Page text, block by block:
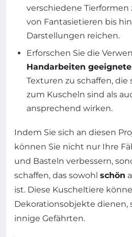
verschiedene Tierformen
von Fantasietieren bis
Darstellungen reichen.
Erforschen Sie die
Handarbeiten
Texturen zu schaffen,
zum Kuscheln sind als
ansprechend wirken.
Indem Sie sich an diesen
können Sie nicht nur Ihre
und Basteln verbessern,
schaffen, das sowohl schön
ist. Diese Kuscheltiere
Dekorationsobjekte dienen,
innige Gefährten.